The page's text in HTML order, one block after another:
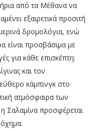
από τα Μέθανα να
εξαιρετικά προσιτή
δρομολόγια, ενώ
είναι προσβάσιμα με
για κάθε επισκέπτη:
και τον
κάμπινγκ στο
ατμόσφαιρα των
Σαλαμίνα προσφέρεται